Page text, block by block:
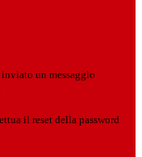
inviato un messaggio
il reset della password